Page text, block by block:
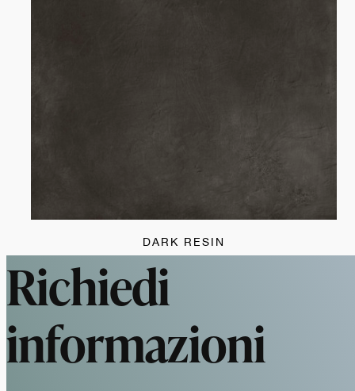
DARK RESIN
Richiedi
informazioni